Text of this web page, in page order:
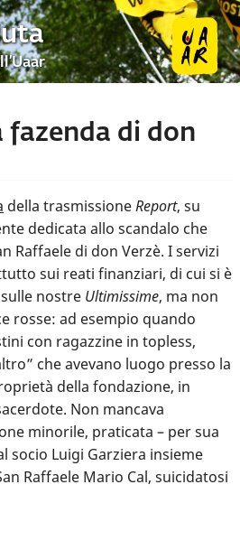
fazenda di don
della trasmissioneReport, su
dedicata allo scandalo che
Raffaele di don Verzè. I servizi
sui reati finanziari, di cui si è
nostre Ultimissime, ma non
rosse: ad esempio quando
con ragazzine in topless,
che avevano luogo presso la
della fondazione, in
Non mancava
minorile, praticata – per sua
socio Luigi Garziera insieme
Raffaele Mario Cal, suicidatosi